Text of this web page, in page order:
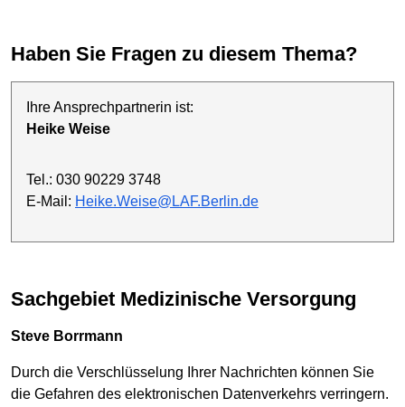
Haben Sie Fragen zu diesem Thema?
Ihre Ansprechpartnerin ist:
Heike Weise
Tel.: 030 90229 3748
E-Mail: Heike.Weise@LAF.Berlin.de
Sachgebiet Medizinische Versorgung
Steve Borrmann
Durch die Verschlüsselung Ihrer Nachrichten können Sie
die Gefahren des elektronischen Datenverkehrs verringern.